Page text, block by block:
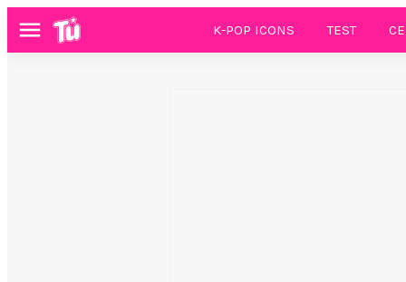
Menú K-POP ICONS TEST